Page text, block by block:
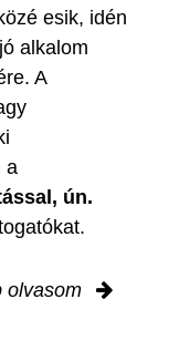
esik, idén
alkalom
A
a
ún.
olvasom